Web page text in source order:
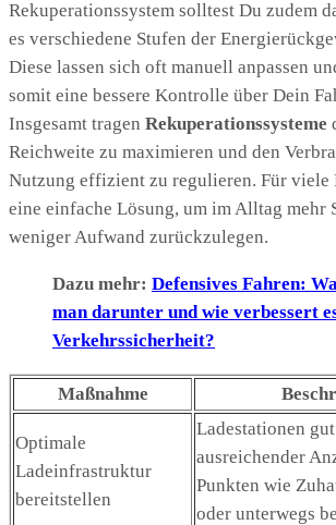
Rekuperationssystem solltest Du zudem
es verschiedene Stufen der
Diese lassen sich oft manuell anpassen
somit eine bessere Kontrolle über Dein
Insgesamt tragen Rekuperationssysteme
Reichweite zu maximieren und den
Nutzung effizient zu regulieren. Für viele
eine einfache Lösung, um im Alltag mehr
weniger Aufwand zurückzulegen.
Dazu mehr: Defensives Fahren:
man darunter und wie verbessert
Verkehrssicherheit?
Maßnahme
Optimale
Ladeinfrastruktur
bereitstellen
Ladestationen
ausreichender
Punkten wie
oder unterwegs